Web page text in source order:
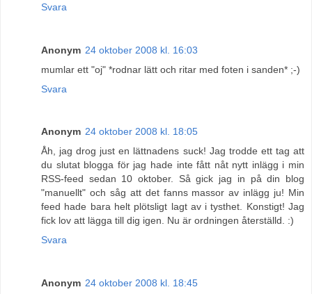
Svara
Anonym 24 oktober 2008 kl. 16:03
mumlar ett "oj" *rodnar lätt och ritar med foten i sanden* ;-)
Svara
Anonym 24 oktober 2008 kl. 18:05
Åh, jag drog just en lättnadens suck! Jag trodde ett tag att
du slutat blogga för jag hade inte fått nåt nytt inlägg i min
RSS-feed sedan 10 oktober. Så gick jag in på din blog
"manuellt" och såg att det fanns massor av inlägg ju! Min
feed hade bara helt plötsligt lagt av i tysthet. Konstigt! Jag
fick lov att lägga till dig igen. Nu är ordningen återställd. :)
Svara
Anonym 24 oktober 2008 kl. 18:45